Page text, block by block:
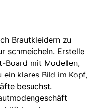
Brautkleidern zu
schmeicheln. Erstelle
Board mit Modellen,
klares Bild im Kopf,
besuchst.